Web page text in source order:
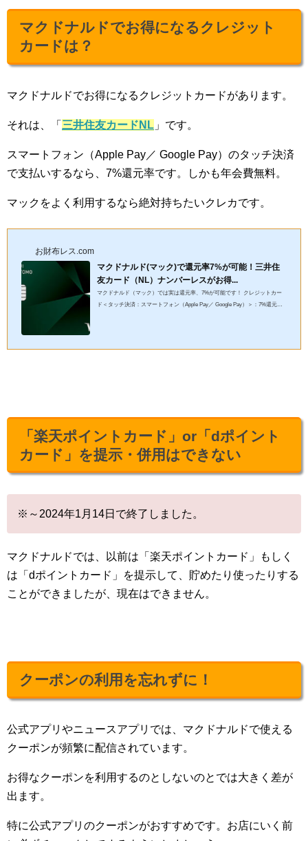
マクドナルドでお得になるクレジット
カードは？
マクドナルドでお得になるクレジットカードがあります。
それは、「 三井住友カードNL 」です。
スマートフォン（Apple Pay／ Google Pay）のタッチ決済
で支払いするなら、7%還元率です。しかも年会費無料。
マックをよく利用するなら絶対持ちたいクレカです。
お財布レス.com
マクドナルド(マック)で還元率7%が可能！三井住
友カード（NL）ナンバーレスがお得...
マクドナルド（マック）では実は還元率、7%が可能です！ クレジットカー
ド＜タッチ決済：スマートフォン（Apple Pay／ Google Pay）＞：7%還元率
「楽天ポイントカード」or「dポイント
カード」を提示・併用はできない
※～2024年1月14日で終了しました。
マクドナルドでは、以前は「楽天ポイントカード」もしく
は「dポイントカード」を提示して、貯めたり使ったりする
ことができましたが、現在はできません。
クーポンの利用を忘れずに！
公式アプリやニュースアプリでは、マクドナルドで使える
クーポンが頻繁に配信されています。
お得なクーポンを利用するのとしないのとでは大きく差が
出ます。
特に公式アプリのクーポンがおすすめです。お店にいく前